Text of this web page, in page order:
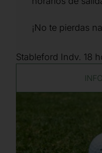
¡No te pierdas
Stableford Indv. 18